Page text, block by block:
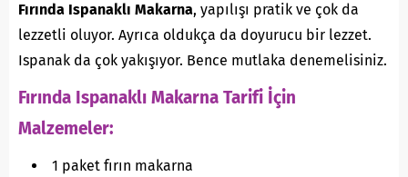
Fırında Ispanaklı Makarna, yapılışı pratik ve çok da
lezzetli oluyor. Ayrıca oldukça da doyurucu bir lezzet.
Ispanak da çok yakışıyor. Bence mutlaka denemelisiniz.
Fırında Ispanaklı Makarna Tarifi İçin
Malzemeler:
1 paket fırın makarna